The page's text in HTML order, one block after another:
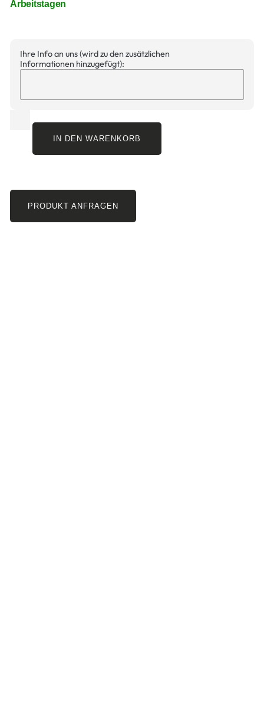
Arbeitstagen
Ihre Info an uns (wird zu den zusätzlichen
Informationen hinzugefügt):
IN DEN WARENKORB
PRODUKT ANFRAGEN